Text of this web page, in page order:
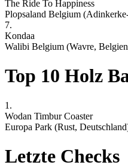
The Ride To Happiness
Plopsaland Belgium
7.
Kondaa
Walibi Belgium (Wavre,
Top 10 Holz
1.
Wodan Timbur Coaster
Europa Park (Rust,
Letzte Checks